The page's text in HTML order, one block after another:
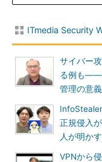
ITmedia Security
サイバー
る例も
管理の意義
正規侵入
人が明か
VPNから